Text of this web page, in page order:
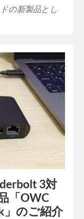
の新製品とし
3対
「OWC
」のご紹介